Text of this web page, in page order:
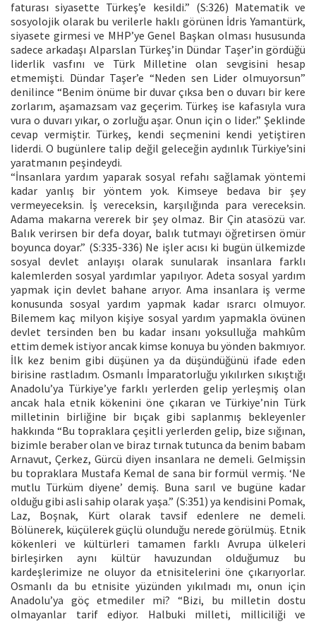
faturası siyasette Türkeş’e kesildi.” (S:326) Matematik ve
sosyolojik olarak bu verilerle haklı görünen İdris Yamantürk,
siyasete girmesi ve MHP’ye Genel Başkan olması hususunda
sadece arkadaşı Alparslan Türkeş’in Dündar Taşer’in gördüğü
liderlik vasfını ve Türk Milletine olan sevgisini hesap
etmemişti. Dündar Taşer’e “Neden sen Lider olmuyorsun”
denilince “Benim önüme bir duvar çıksa ben o duvarı bir kere
zorlarım, aşamazsam vaz geçerim. Türkeş ise kafasıyla vura
vura o duvarı yıkar, o zorluğu aşar. Onun için o lider.” Şeklinde
cevap vermiştir. Türkeş, kendi seçmenini kendi yetiştiren
liderdi. O bugünlere talip değil geleceğin aydınlık Türkiye’sini
yaratmanın peşindeydi.
“İnsanlara yardım yaparak sosyal refahı sağlamak yöntemi
kadar yanlış bir yöntem yok. Kimseye bedava bir şey
vermeyeceksin. İş vereceksin, karşılığında para vereceksin.
Adama makarna vererek bir şey olmaz. Bir Çin atasözü var.
Balık verirsen bir defa doyar, balık tutmayı öğretirsen ömür
boyunca doyar.” (S:335-336) Ne işler acısı ki bugün ülkemizde
sosyal devlet anlayışı olarak sunularak insanlara farklı
kalemlerden sosyal yardımlar yapılıyor. Adeta sosyal yardım
yapmak için devlet bahane arıyor. Ama insanlara iş verme
konusunda sosyal yardım yapmak kadar ısrarcı olmuyor.
Bilemem kaç milyon kişiye sosyal yardım yapmakla övünen
devlet tersinden ben bu kadar insanı yoksulluğa mahkûm
ettim demek istiyor ancak kimse konuya bu yönden bakmıyor.
İlk kez benim gibi düşünen ya da düşündüğünü ifade eden
birisine rastladım. Osmanlı İmparatorluğu yıkılırken sıkıştığı
Anadolu’ya Türkiye’ye farklı yerlerden gelip yerleşmiş olan
ancak hala etnik kökenini öne çıkaran ve Türkiye’nin Türk
milletinin birliğine bir bıçak gibi saplanmış bekleyenler
hakkında “Bu topraklara çeşitli yerlerden gelip, bize sığınan,
bizimle beraber olan ve biraz tırnak tutunca da benim babam
Arnavut, Çerkez, Gürcü diyen insanlara ne demeli. Gelmişsin
bu topraklara Mustafa Kemal de sana bir formül vermiş. ‘Ne
mutlu Türküm diyene’ demiş. Buna sarıl ve bugüne kadar
olduğu gibi asli sahip olarak yaşa.” (S:351) ya kendisini Pomak,
Laz, Boşnak, Kürt olarak tavsif edenlere ne demeli.
Bölünerek, küçülerek güçlü olunduğu nerede görülmüş. Etnik
kökenleri ve kültürleri tamamen farklı Avrupa ülkeleri
birleşirken aynı kültür havuzundan olduğumuz bu
kardeşlerimize ne oluyor da etnisitelerini öne çıkarıyorlar.
Osmanlı da bu etnisite yüzünden yıkılmadı mı, onun için
Anadolu’ya göç etmediler mi? “Bizi, bu milletin dostu
olmayanlar tarif ediyor. Halbuki milleti, milliciliği ve